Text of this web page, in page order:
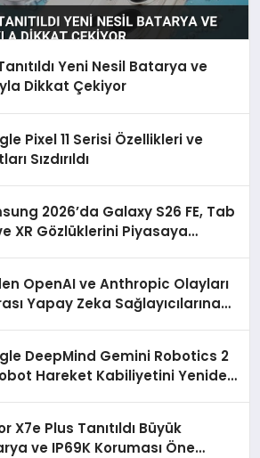
Yeni Nesil Batarya ve
Dikkat Çekiyor
Pixel 11 Serisi Özellikleri ve
Sızdırıldı
2026’da Galaxy S26 FE, Tab
XR Gözlüklerini Piyasaya
OpenAI ve Anthropic Olayları
Yapay Zeka Sağlayıcılarına
DeepMind Gemini Robotics 2
Hareket Kabiliyetini Yeniden
X7e Plus Tanıtıldı Büyük
ve IP69K Koruması Öne